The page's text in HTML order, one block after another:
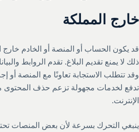
خارج المملكة
قد يكون الحساب أو المنصة أو الخادم خارج
ذلك لا يمنع تقديم البلاغ. تقدم الروابط
وقد تتطلب الاستجابة تعاونًا مع المنصة أو
تدفع لخدمات مجهولة تزعم حذف
الإنترنت.
ينبغي التحرك بسرعة لأن بعض المنصات